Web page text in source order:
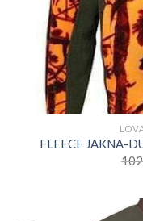
FLEECE JAKNA-